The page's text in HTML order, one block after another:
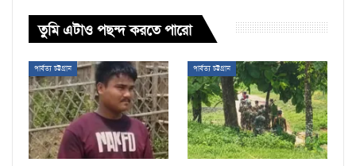
তুমি এটাও পছন্দ করতে পারো
পার্বত্য চট্টগ্রাম পার্বত্য চট্টগ্রাম